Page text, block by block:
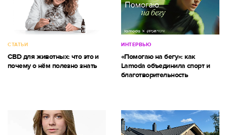
СТАТЬИ
CBD для животных: что это и
почему о нём полезно знать
ИНТЕРВЬЮ
«Помогаю на бегу»: как
Lamoda объединила спорт и
благотворительность